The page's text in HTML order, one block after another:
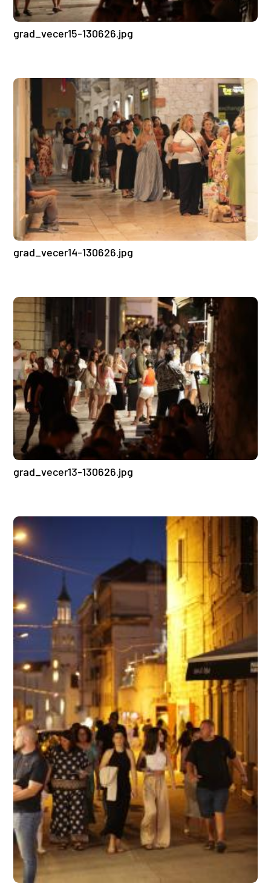
grad_vecer15-130626.jpg
grad_vecer14-130626.jpg
grad_vecer13-130626.jpg